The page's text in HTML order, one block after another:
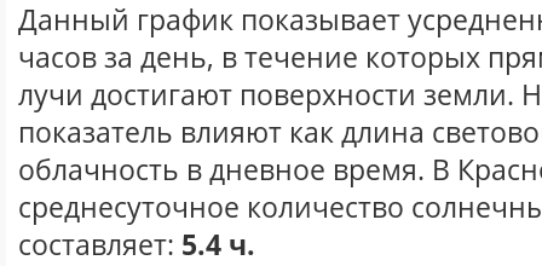
Данный график показывает
часов за день, в течение которых
лучи достигают поверхности земли.
показатель влияют как длина
облачность в дневное время. В
среднесуточное количество
составляет: 5.4 ч.